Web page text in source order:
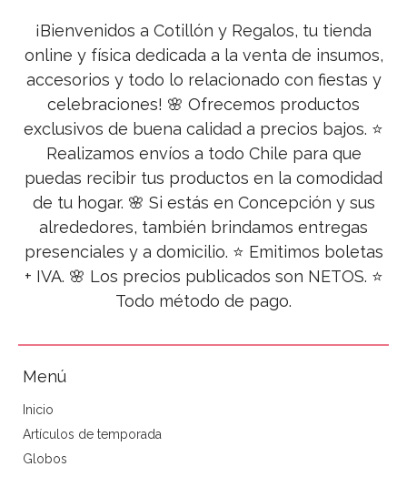
¡Bienvenidos a Cotillón y Regalos, tu tienda
online y física dedicada a la venta de insumos,
accesorios y todo lo relacionado con fiestas y
celebraciones! 🌸 Ofrecemos productos
exclusivos de buena calidad a precios bajos. ⭐
Realizamos envíos a todo Chile para que
puedas recibir tus productos en la comodidad
de tu hogar. 🌸 Si estás en Concepción y sus
alrededores, también brindamos entregas
presenciales y a domicilio. ⭐ Emitimos boletas
+ IVA. 🌸 Los precios publicados son NETOS. ⭐
Todo método de pago.
Menú
Inicio
Artículos de temporada
Globos